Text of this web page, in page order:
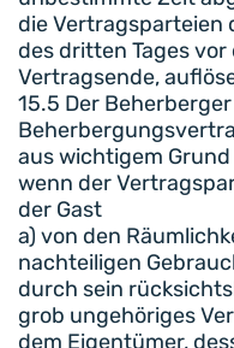
die Vertragsparteien
des dritten Tages
Vertragsende,
15.5 Der
aus wichtigem
wenn der
der Gast
a) von den
nachteiligen
durch sein
grob ungehöriges
dem Eigentümer,